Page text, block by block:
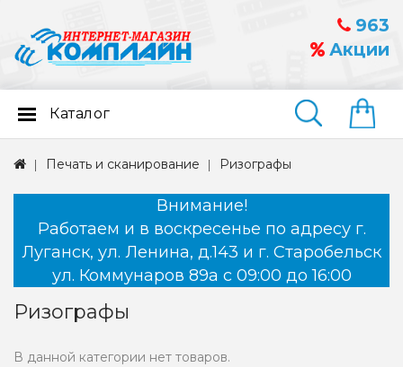
963
Акции
Найти
Каталог
Печать и сканирование Ризографы
Внимание!
Работаем и в воскресенье по адресу г.
Луганск, ул. Ленина, д.143 и г. Старобельск
ул. Коммунаров 89а с 09:00 до 16:00
Ризографы
В данной категории нет товаров.